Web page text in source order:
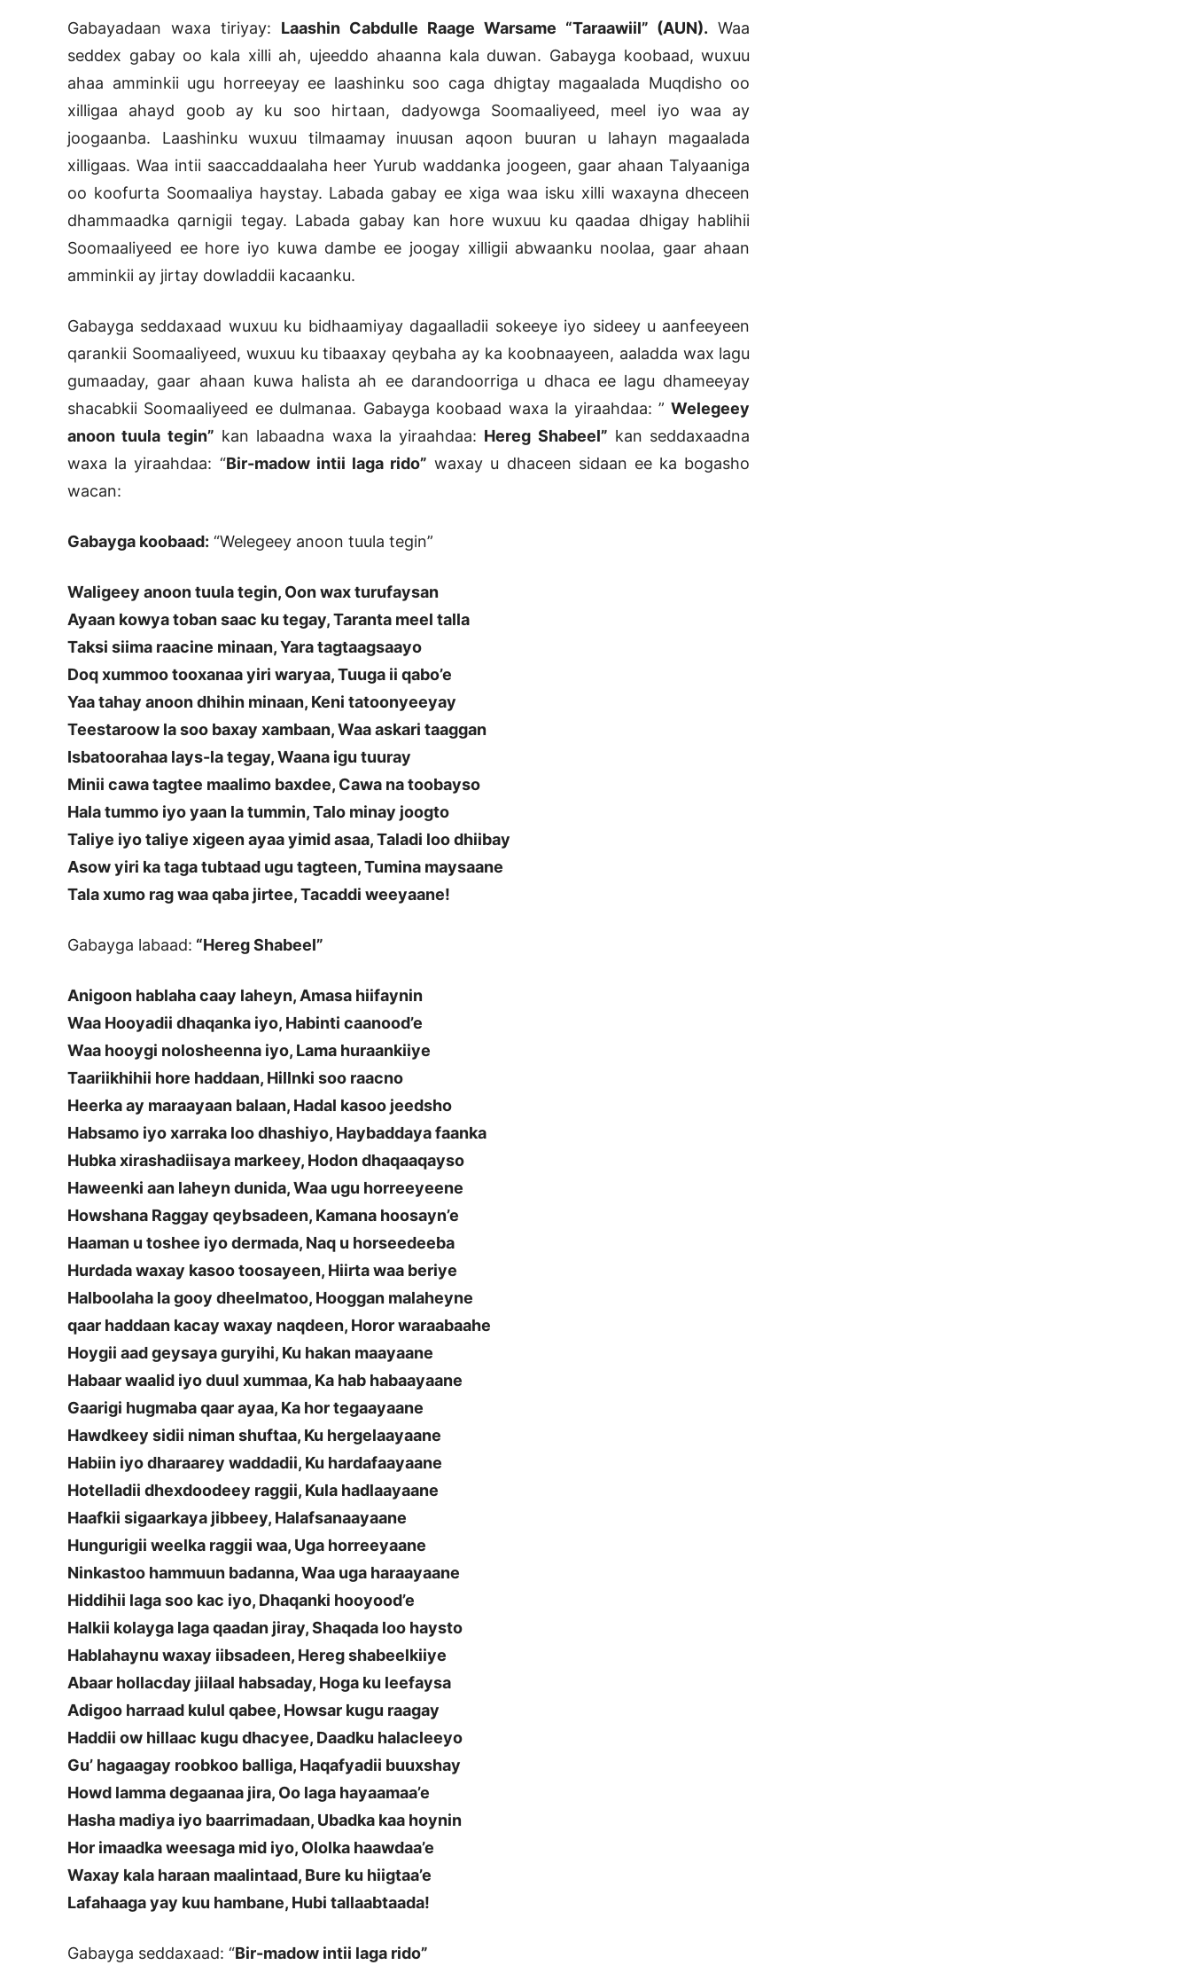
Gabayadaan waxa tiriyay: Laashin Cabdulle Raage Warsame “Taraawiil” (AUN). Waa
seddex gabay oo kala xilli ah, ujeeddo ahaanna kala duwan. Gabayga koobaad, wuxuu
ahaa amminkii ugu horreeyay ee laashinku soo caga dhigtay magaalada Muqdisho oo
xilligaa ahayd goob ay ku soo hirtaan, dadyowga Soomaaliyeed, meel iyo waa ay
joogaanba. Laashinku wuxuu tilmaamay inuusan aqoon buuran u lahayn magaalada
xilligaas. Waa intii saaccaddaalaha heer Yurub waddanka joogeen, gaar ahaan Talyaaniga
oo koofurta Soomaaliya haystay. Labada gabay ee xiga waa isku xilli waxayna dheceen
dhammaadka qarnigii tegay. Labada gabay kan hore wuxuu ku qaadaa dhigay hablihii
Soomaaliyeed ee hore iyo kuwa dambe ee joogay xilligii abwaanku noolaa, gaar ahaan
amminkii ay jirtay dowladdii kacaanku.
Gabayga seddaxaad wuxuu ku bidhaamiyay dagaalladii sokeeye iyo sideey u aanfeeyeen
qarankii Soomaaliyeed, wuxuu ku tibaaxay qeybaha ay ka koobnaayeen, aaladda wax lagu
gumaaday, gaar ahaan kuwa halista ah ee darandoorriga u dhaca ee lagu dhameeyay
shacabkii Soomaaliyeed ee dulmanaa. Gabayga koobaad waxa la yiraahdaa: ”Welegeey
anoon tuula tegin” kan labaadna waxa la yiraahdaa: Hereg Shabeel” kan seddaxaadna
waxa la yiraahdaa: “Bir-madow intii laga rido” waxay u dhaceen sidaan ee ka bogasho
wacan:
Gabayga koobaad: “Welegeey anoon tuula tegin”
Waligeey anoon tuula tegin, Oon wax turufaysan
Ayaan kowya toban saac ku tegay, Taranta meel talla
Taksi siima raacine minaan, Yara tagtaagsaayo
Doq xummoo tooxanaa yiri waryaa, Tuuga ii qabo’e
Yaa tahay anoon dhihin minaan, Keni tatoonyeeyay
Teestaroow la soo baxay xambaan, Waa askari taaggan
Isbatoorahaa lays-la tegay, Waana igu tuuray
Minii cawa tagtee maalimo baxdee, Cawa na toobayso
Hala tummo iyo yaan la tummin, Talo minay joogto
Taliye iyo taliye xigeen ayaa yimid asaa, Taladi loo dhiibay
Asow yiri ka taga tubtaad ugu tagteen, Tumina maysaane
Tala xumo rag waa qaba jirtee, Tacaddi weeyaane!
Gabayga labaad: “Hereg Shabeel”
Anigoon hablaha caay laheyn, Amasa hiifaynin
Waa Hooyadii dhaqanka iyo, Habinti caanood’e
Waa hooygi nolosheenna iyo, Lama huraankiiye
Taariikhihii hore haddaan, Hillnki soo raacno
Heerka ay maraayaan balaan, Hadal kasoo jeedsho
Habsamo iyo xarraka loo dhashiyo, Haybaddaya faanka
Hubka xirashadiisaya markeey, Hodon dhaqaaqayso
Haweenki aan laheyn dunida, Waa ugu horreeyeene
Howshana Raggay qeybsadeen, Kamana hoosayn’e
Haaman u toshee iyo dermada, Naq u horseedeeba
Hurdada waxay kasoo toosayeen, Hiirta waa beriye
Halboolaha la gooy dheelmatoo, Hooggan malaheyne
qaar haddaan kacay waxay naqdeen, Horor waraabaahe
Hoygii aad geysaya guryihi, Ku hakan maayaane
Habaar waalid iyo duul xummaa, Ka hab habaayaane
Gaarigi hugmaba qaar ayaa, Ka hor tegaayaane
Hawdkeey sidii niman shuftaa, Ku hergelaayaane
Habiin iyo dharaarey waddadii, Ku hardafaayaane
Hotelladii dhexdoodeey raggii, Kula hadlaayaane
Haafkii sigaarkaya jibbeey, Halafsanaayaane
Hungurigii weelka raggii waa, Uga horreeyaane
Ninkastoo hammuun badanna, Waa uga haraayaane
Hiddihii laga soo kac iyo, Dhaqanki hooyood’e
Halkii kolayga laga qaadan jiray, Shaqada loo haysto
Hablahaynu waxay iibsadeen, Hereg shabeelkiiye
Abaar hollacday jiilaal habsaday, Hoga ku leefaysa
Adigoo harraad kulul qabee, Howsar kugu raagay
Haddii ow hillaac kugu dhacyee, Daadku halacleeyo
Gu’ hagaagay roobkoo balliga, Haqafyadii buuxshay
Howd lamma degaanaa jira, Oo laga hayaamaa’e
Hasha madiya iyo baarrimadaan, Ubadka kaa hoynin
Hor imaadka weesaga mid iyo, Ololka haawdaa’e
Waxay kala haraan maalintaad, Bure ku hiigtaa’e
Lafahaaga yay kuu hambane, Hubi tallaabtaada!
Gabayga seddaxaad: “Bir-madow intii laga rido”